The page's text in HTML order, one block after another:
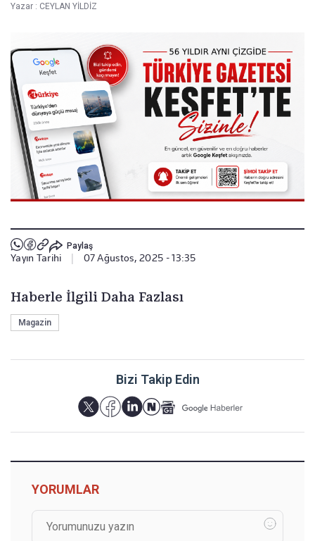
Yazar : CEYLAN YİLDİZ
Paylaş
Yayın Tarihi 07 Ağustos, 2025 - 13:35
Haberle İlgili Daha Fazlası
Magazin
Bizi Takip Edin
YORUMLAR